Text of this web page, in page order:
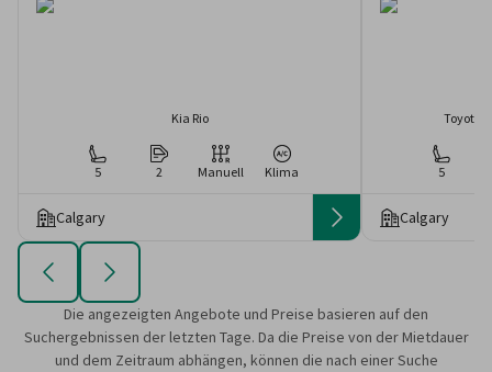
Kia Rio
5 2 Manuell Klima
Calgary
Toyota
5
Calgary
Die angezeigten Angebote und Preise basieren auf den
Suchergebnissen der letzten Tage. Da die Preise von der Mietdauer
und dem Zeitraum abhängen, können die nach einer Suche